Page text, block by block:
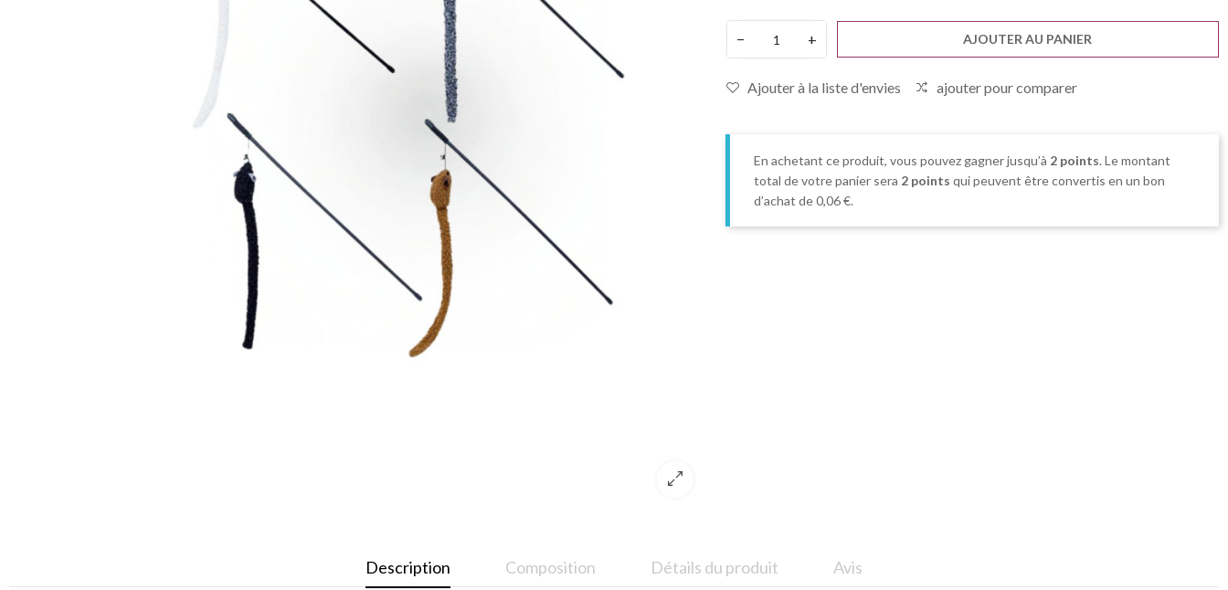
− + AJOUTER AU PANIER
Ajouter à la liste d'envies ajouter pour comparer
En achetant ce produit, vous pouvez gagner jusqu’à 2 points. Le montant
total de votre panier sera 2 points qui peuvent être convertis en un bon
d’achat de0,06 €.
Description Composition Détails du produit Avis